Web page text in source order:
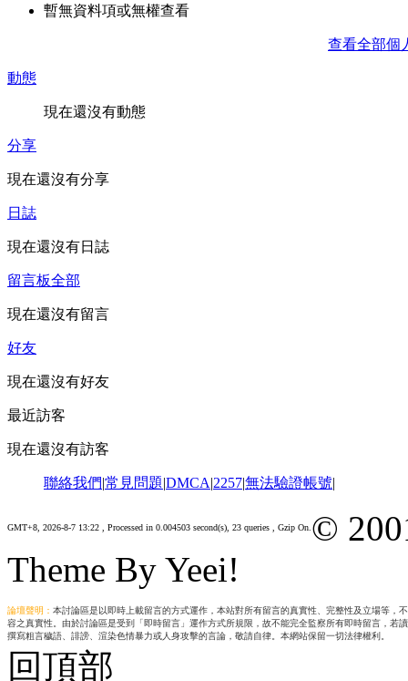
暫無資料項或無權查看
查看全部個
動態
現在還沒有動態
分享
現在還沒有分享
日誌
現在還沒有日誌
留言板全部
現在還沒有留言
好友
現在還沒有好友
最近訪客
現在還沒有訪客
聯絡我們|常見問題|DMCA|2257|無法驗證帳號|
GMT+8, 2026-8-7 13:22 , Processed in 0.004503 second(s), 23 queries , Gzip On. ©
Theme By Yeei!
論壇聲明： 本討論區是以即時上載留言的方式運作，本站對所有留言的真實性、完整性及立場等
容之真實性。由於討論區是受到「即時留言」運作方式所規限，故不能完全監察所有即時留言，
撰寫粗言穢語、誹謗、渲染色情暴力或人身攻擊的言論，敬請自律。本網站保留一切法律權利。
回頂部